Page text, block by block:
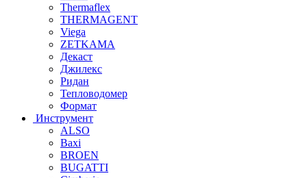
Thermaflex
THERMAGENT
Viega
ZETKAMA
Декаст
Джилекс
Ридан
Тепловодомер
Формат
Инструмент
ALSO
Baxi
BROEN
BUGATTI